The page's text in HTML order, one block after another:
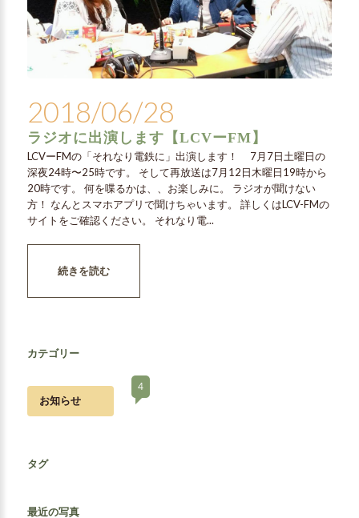
2018/06/28
ラジオに出演します【LCVーFM】
LCVーFMの「それなり電鉄に」出演します！ 7月7日土曜日の
深夜24時〜25時です。 そして再放送は7月12日木曜日19時から
20時です。 何を喋るかは、、お楽しみに。 ラジオが聞けない
方！ なんとスマホアプリで聞けちゃいます。 詳しくはLCV-FMの
サイトをご確認ください。 それなり電...
続きを読む
カテゴリー
お知らせ
4
タグ
最近の写真